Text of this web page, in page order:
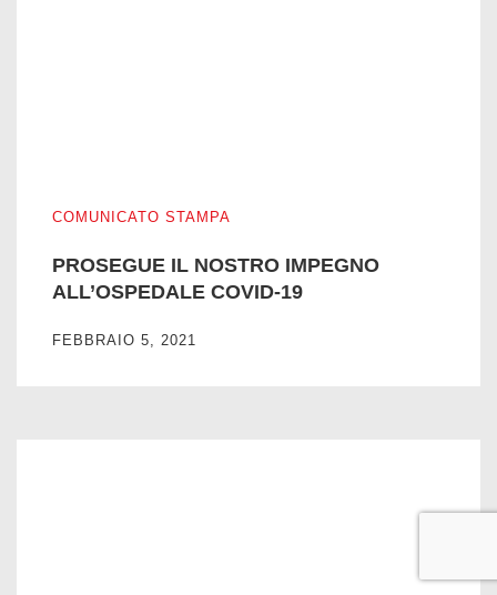
COMUNICATO STAMPA
PROSEGUE IL NOSTRO IMPEGNO
ALL’OSPEDALE COVID-19
FEBBRAIO 5, 2021